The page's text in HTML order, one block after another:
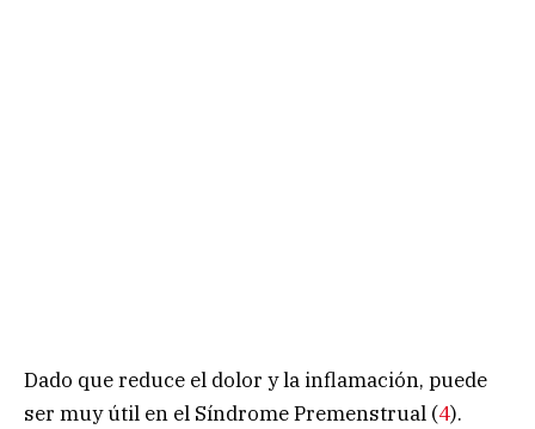
Dado que reduce el dolor y la inflamación, puede
ser muy útil en el Síndrome Premenstrual (4).